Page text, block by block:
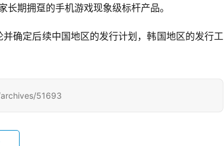
期拥趸的手机游戏现象级标杆产品。
确定后续中国地区的发行计划，韩国地区的发行工
51693